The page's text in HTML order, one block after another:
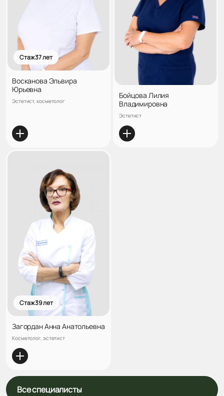
Стаж 37 лет
Восканова Эльвира
Юрьевна
Эстетист, косметолог
Бойцова Лилия
Владимировна
Эстетист
Стаж 39 лет
Загордан Анна Анатольевна
Косметолог, эстетист
Все специалисты